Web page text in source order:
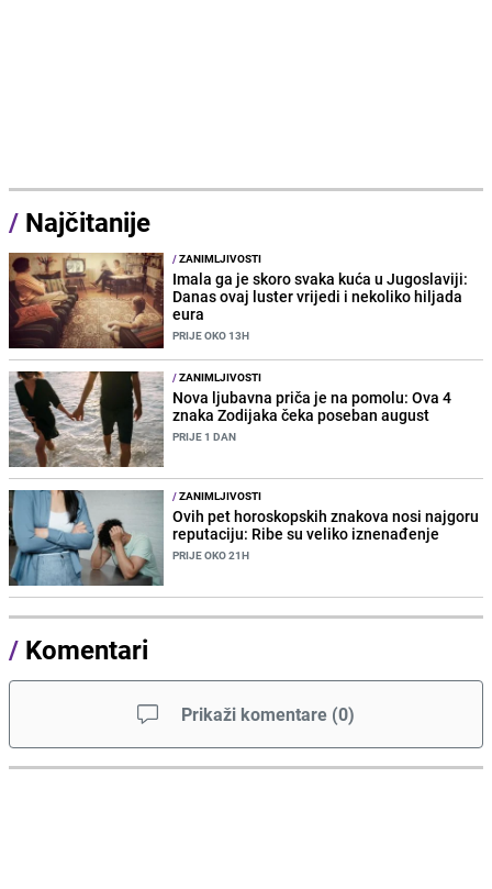
/ Najčitanije
/ZANIMLJIVOSTI
Imala ga je skoro svaka kuća u Jugoslaviji:
Danas ovaj luster vrijedi i nekoliko hiljada
eura
PRIJE OKO 13H
/ZANIMLJIVOSTI
Nova ljubavna priča je na pomolu: Ova 4
znaka Zodijaka čeka poseban august
PRIJE 1 DAN
/ZANIMLJIVOSTI
Ovih pet horoskopskih znakova nosi najgoru
reputaciju: Ribe su veliko iznenađenje
PRIJE OKO 21H
/ Komentari
Prikaži komentare (0)